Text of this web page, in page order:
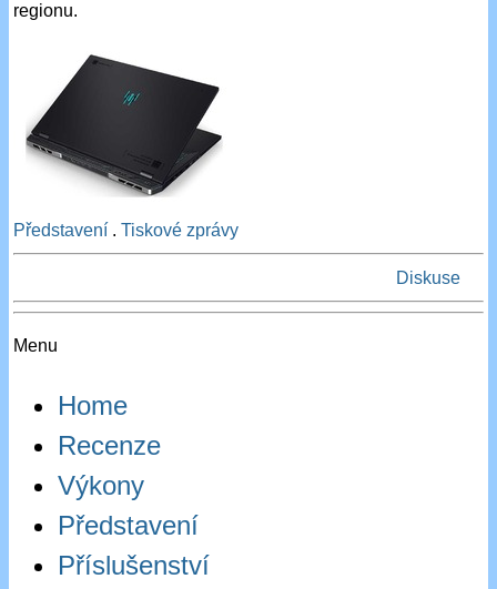
regionu.
Představení .Tiskové zprávy
Diskuse
Menu
Home
Recenze
Výkony
Představení
Příslušenství